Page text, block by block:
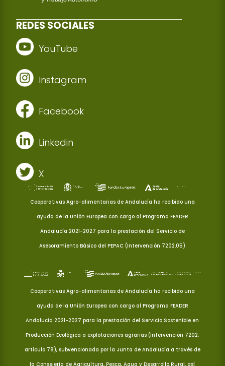
REDES SOCIALES
YouTube
Instagram
Facebook
Linkedin
X
Cooperativas Agro-alimentarias de Andalucía ha recibido una
ayuda de la Unión Europea con cargo al Programa FEADER
Andalucía 2021-2027 para la prestación del Servicio de
Asesoramiento Básico del PEPAC (Intervención 7202.05)
Cooperativas Agro-alimentarias de Andalucía ha recibido una
ayuda de la Unión Europea con cargo al Programa FEADER
Andalucía 2021-2027 para la prestación del Servicio Sostenible en
Producción Ecológica a explotaciones agrarias (Intervención 7202,
artículo 78), subvencionada por la Junta de Andalucía a través de
la Consejería de Agricultura, Pesca, Agua y Desarrollo Rural, así